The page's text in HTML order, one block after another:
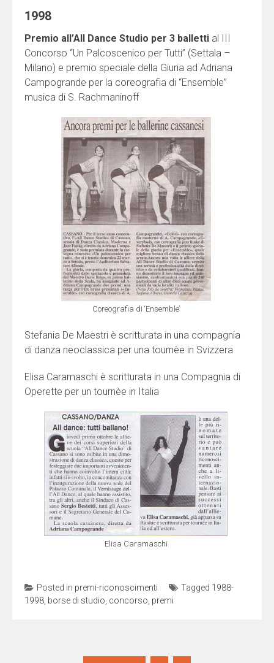
1998
Premio all’All Dance Studio per 3 balletti al III
Concorso “Un Palcoscenico per Tutti” (Settala –
Milano) e premio speciale della Giuria ad Adriana
Campogrande per la coreografia di “Ensemble”
musica di S. Rachmaninoff
Coreografia di ‘Ensemble’
Stefania De Maestri è scritturata in una compagnia
di danza neoclassica per una tournèe in Svizzera
Elisa Caramaschi è scritturata in una Compagnia di
Operette per un tournèe in Italia
Elisa Caramaschi
Posted in premi-riconoscimenti Tagged 1988-
1998 borse di studio concorso premi